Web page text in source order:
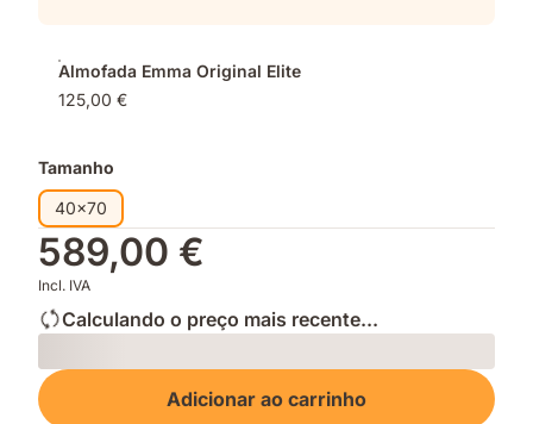
Almofada Emma Original Elite
125,00 €
Tamanho
40x70
589,00 €
Incl. IVA
Calculando o preço mais recente...
Loading
Adicionar ao carrinho